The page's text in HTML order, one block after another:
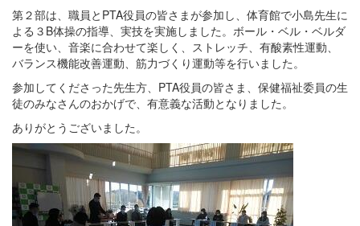
第２部は、職員とPTA役員の皆さまが参加し、体育館で小島先生に
よる３B体操の指導、実技を実施しました。ボール・ベル・ベルダ
ーを使い、音楽に合わせて楽しく、ストレッチ、有酸素性運動、
バランス機能改善運動、筋力づくり運動等を行いました。
参加してくださった先生方、PTA役員の皆さま、保健福祉委員の生
徒のみなさんのおかげで、有意義な活動となりました。
ありがとうございました。